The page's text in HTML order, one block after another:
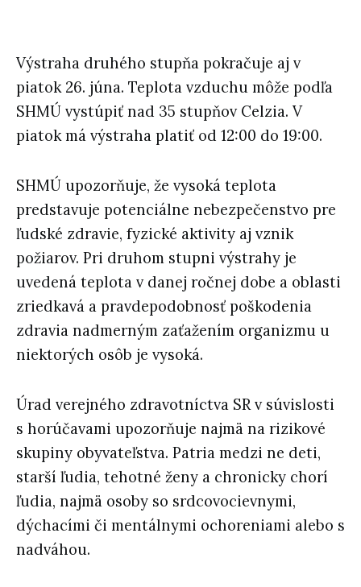
Výstraha druhého stupňa pokračuje aj v
piatok 26. júna. Teplota vzduchu môže podľa
SHMÚ vystúpiť nad 35 stupňov Celzia. V
piatok má výstraha platiť od 12:00 do 19:00.
SHMÚ upozorňuje, že vysoká teplota
predstavuje potenciálne nebezpečenstvo pre
ľudské zdravie, fyzické aktivity aj vznik
požiarov. Pri druhom stupni výstrahy je
uvedená teplota v danej ročnej dobe a oblasti
zriedkavá a pravdepodobnosť poškodenia
zdravia nadmerným zaťažením organizmu u
niektorých osôb je vysoká.
Úrad verejného zdravotníctva SR v súvislosti
s horúčavami upozorňuje najmä na rizikové
skupiny obyvateľstva. Patria medzi ne deti,
starší ľudia, tehotné ženy a chronicky chorí
ľudia, najmä osoby so srdcovocievnymi,
dýchacími či mentálnymi ochoreniami alebo s
nadváhou.